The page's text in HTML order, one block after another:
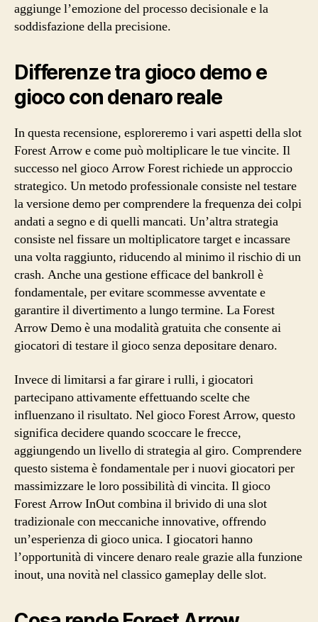
aggiunge l’emozione del processo decisionale e la
soddisfazione della precisione.
Differenze tra gioco demo e
gioco con denaro reale
In questa recensione, esploreremo i vari aspetti della slot
Forest Arrow e come può moltiplicare le tue vincite. Il
successo nel gioco Arrow Forest richiede un approccio
strategico. Un metodo professionale consiste nel testare
la versione demo per comprendere la frequenza dei colpi
andati a segno e di quelli mancati. Un’altra strategia
consiste nel fissare un moltiplicatore target e incassare
una volta raggiunto, riducendo al minimo il rischio di un
crash. Anche una gestione efficace del bankroll è
fondamentale, per evitare scommesse avventate e
garantire il divertimento a lungo termine. La Forest
Arrow Demo è una modalità gratuita che consente ai
giocatori di testare il gioco senza depositare denaro.
Invece di limitarsi a far girare i rulli, i giocatori
partecipano attivamente effettuando scelte che
influenzano il risultato. Nel gioco Forest Arrow, questo
significa decidere quando scoccare le frecce,
aggiungendo un livello di strategia al giro. Comprendere
questo sistema è fondamentale per i nuovi giocatori per
massimizzare le loro possibilità di vincita. Il gioco
Forest Arrow InOut combina il brivido di una slot
tradizionale con meccaniche innovative, offrendo
un’esperienza di gioco unica. I giocatori hanno
l’opportunità di vincere denaro reale grazie alla funzione
inout, una novità nel classico gameplay delle slot.